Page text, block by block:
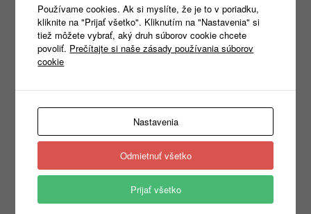
Výber možností
Výber možností
Products
Používame cookies. Ak si myslíte, že je to v poriadku,
kliknite na "Prijať všetko". Kliknutím na "Nastavenia" si
tiež môžete vybrať, aký druh súborov cookie chcete
povoliť. Prečítajte si naše zásady používania súborov
cookie
Nastavenia
Odmietnuť všetko
Prijať všetko